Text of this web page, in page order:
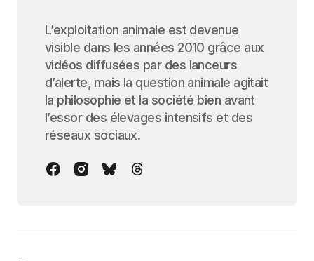
L’exploitation animale est devenue
visible dans les années 2010 grâce aux
vidéos diffusées par des lanceurs
d’alerte, mais la question animale agitait
la philosophie et la société bien avant
l’essor des élevages intensifs et des
réseaux sociaux.